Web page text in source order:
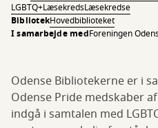
LGBTQ+LæsekredsLæsekredse
BibliotekHovedbiblioteket
I samarbejde medForeningen
Odense Bibliotekerne er i
Odense Pride medskaber
indgå i samtalen med